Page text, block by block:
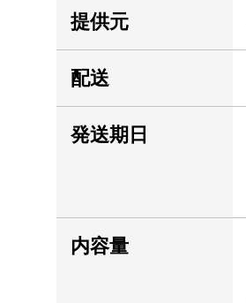
提供元
配送
発送期日
内容量